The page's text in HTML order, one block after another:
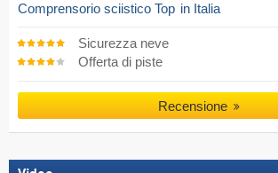
Comprensorio sciistico Top in Italia
Sicurezza neve
Offerta di piste
Recensione